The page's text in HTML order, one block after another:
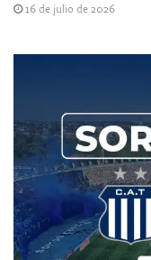
16 de julio de 2026